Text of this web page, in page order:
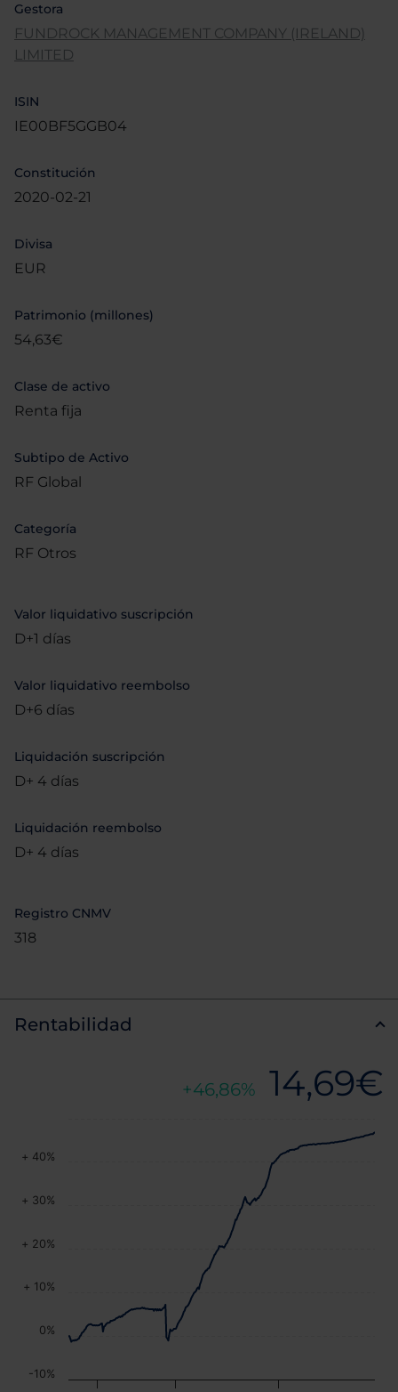
Gestora
FUNDROCK MANAGEMENT COMPANY (IRELAND)
LIMITED
ISIN
IE00BF5GGB04
Constitución
2020-02-21
Divisa
EUR
Patrimonio (millones)
54,63€
Clase de activo
Renta fija
Subtipo de Activo
RF Global
Categoría
RF Otros
Valor liquidativo suscripción
D+1 días
Valor liquidativo reembolso
D+6 días
Liquidación suscripción
D+ 4 días
Liquidación reembolso
D+ 4 días
Registro CNMV
318
Rentabilidad
14,69€
46,86%
-10%
0%
+ 10%
+ 20%
+ 30%
+ 40%